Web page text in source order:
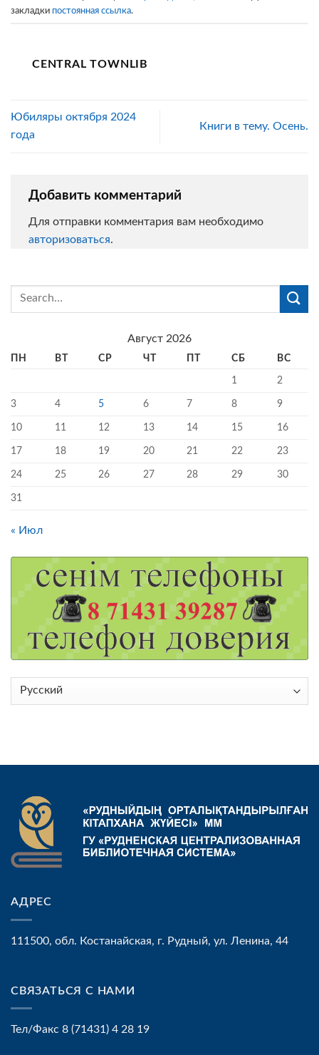
закладки постоянная ссылка.
CENTRAL TOWNLIB
Юбиляры октября 2024
года
Книги в тему. Осень.
Добавить комментарий
Для отправки комментария вам необходимо
авторизоваться.
Август 2026
ПН ВТ СР ЧТ ПТ СБ ВС
1 2
3 4 5 6 7 8 9
10 11 12 13 14 15 16
17 18 19 20 21 22 23
24 25 26 27 28 29 30
31
« Июл
Выбрать
АДРЕС
111500, обл. Костанайская, г. Рудный, ул. Ленина, 44
СВЯЗАТЬСЯ С НАМИ
Тел/Факс 8 (71431) 4 28 19